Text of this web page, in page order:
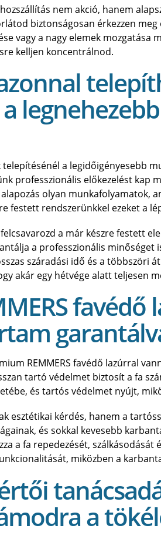
nem akció, hanem
biztonságosan érkezzen
vagy a nagy elemek
kelljen koncentrálnod.
a legidőigényesebb
professzionális előkezelést kap
olyan munkafolyamatok,
festett rendszerünkkel ezeket a
a már készre festett
a professzionális minőséget
száradási idő és a többszöri
akár egy hétvége alatt teljesen
favédő
REMMERS favédő lazúrral
tartó védelmet biztosít a fa
és tartós védelmet nyújt,
esztétikai kérdés, hanem a
és sokkal kevesebb
a fa repedezését,
miközben a
a